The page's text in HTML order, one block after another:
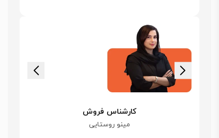
کارشناس فروش
مینو روستایی